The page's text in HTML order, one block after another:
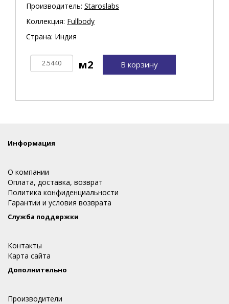
Производитель: Staroslabs
Коллекция: Fullbody
Страна: Индия
В корзину
Информация
О компании
Оплата, доставка, возврат
Политика конфиденциальности
Гарантии и условия возврата
Служба поддержки
Контакты
Карта сайта
Дополнительно
Производители